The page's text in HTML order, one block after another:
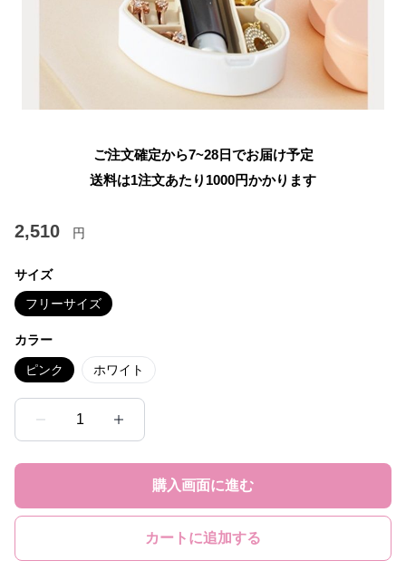
ご注文確定から7~28日でお届け予定
送料は1注文あたり 1000円かかります
2,510 円
サイズ
フリーサイズ
カラー
ピンク ホワイト
1
購入画面に進む
カートに追加する